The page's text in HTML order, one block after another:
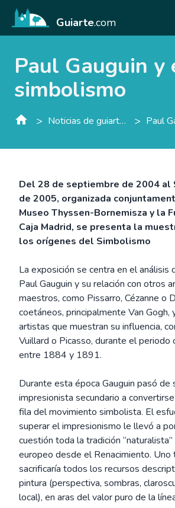
Guiarte.com
Paul Gauguin y
simbolismo
> Noticias de guiarte.con >
Del 28 de septiembre de 2004 al
de 2005, organizada
Museo Thyssen-Bornemisza y la
Caja Madrid, se presenta la
los orígenes del Simbolismo
La exposición se centra en el análisis
Paul Gauguin y su relación con otros
maestros, como Pissarro, Cézanne o
coetáneos, principalmente Van Gogh,
artistas que muestran su influencia,
Vuillard o Picasso, durante el periodo
entre 1884 y 1891.
Durante esta época Gauguin pasó de
impresionista secundario a
fila del movimiento simbolista. El
superar el impresionismo le llevó a
cuestión toda la tradición
europeo desde el Renacimiento. Uno
sacrificaría todos los recursos
pintura (perspectiva, sombras,
local), en aras del valor puro de la